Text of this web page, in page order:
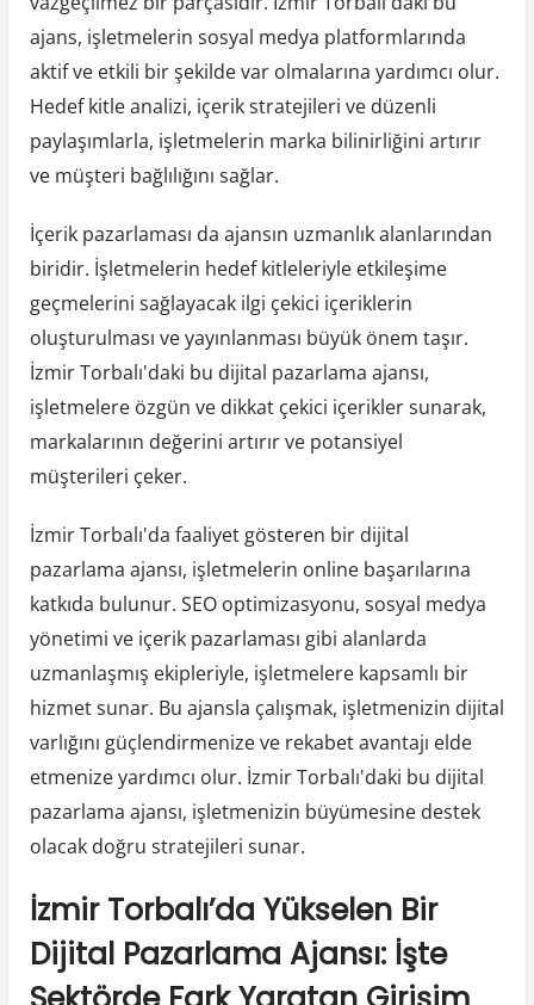
ajans, işletmelerin sosyal medya platformlarında
aktif ve etkili bir şekilde var olmalarına yardımcı olur.
Hedef kitle analizi, içerik stratejileri ve düzenli
paylaşımlarla, işletmelerin marka bilinirliğini artırır
ve müşteri bağlılığını sağlar.
İçerik pazarlaması da ajansın uzmanlık alanlarından
biridir. İşletmelerin hedef kitleleriyle etkileşime
geçmelerini sağlayacak ilgi çekici içeriklerin
oluşturulması ve yayınlanması büyük önem taşır.
İzmir Torbalı'daki bu dijital pazarlama ajansı,
işletmelere özgün ve dikkat çekici içerikler sunarak,
markalarının değerini artırır ve potansiyel
müşterileri çeker.
İzmir Torbalı'da faaliyet gösteren bir dijital
pazarlama ajansı, işletmelerin online başarılarına
katkıda bulunur. SEO optimizasyonu, sosyal medya
yönetimi ve içerik pazarlaması gibi alanlarda
uzmanlaşmış ekipleriyle, işletmelere kapsamlı bir
hizmet sunar. Bu ajansla çalışmak, işletmenizin dijital
varlığını güçlendirmenize ve rekabet avantajı elde
etmenize yardımcı olur. İzmir Torbalı'daki bu dijital
pazarlama ajansı, işletmenizin büyümesine destek
olacak doğru stratejileri sunar.
İzmir Torbalı’da Yükselen Bir
Dijital Pazarlama Ajansı: İşte